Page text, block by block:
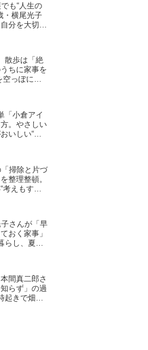
も“人生の
・横尾光子
分を大切に
散歩は「絶
ちに家事を
空っぽにし
「小倉アイ
。やさしい
いしい“混
掃除と片づ
整理整頓。
えもすっ
さんが「早
おく家事」
らし、夏は5
間真二郎さ
らず」の過
起きで畑